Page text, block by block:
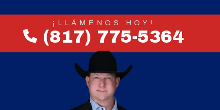
¡LLÁMENOS HOY!
(817) 775-5364